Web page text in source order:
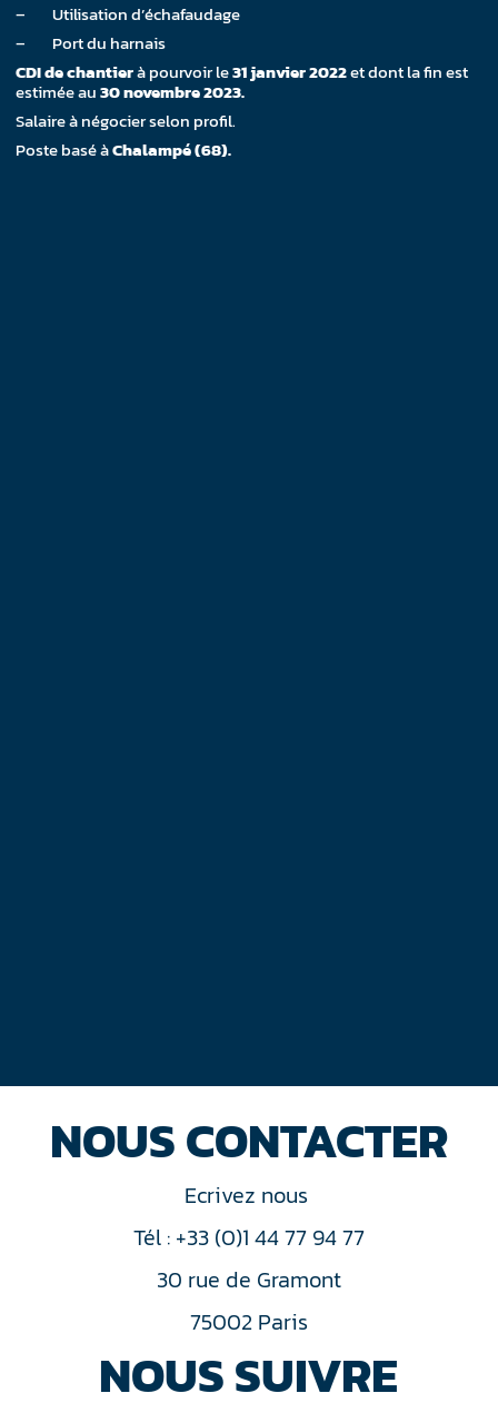
– Utilisation d’échafaudage
– Port du harnais
CDI de chantierà pourvoir le31 janvier 2022et dont la fin est
estimée au30 novembre 2023.
Salaire à négocier selon profil.
Poste basé àChalampé (68).
NOUS CONTACTER
Ecrivez nous
Tél : +33 (0)1 44 77 94 77
30 rue de Gramont
75002 Paris
NOUS SUIVRE